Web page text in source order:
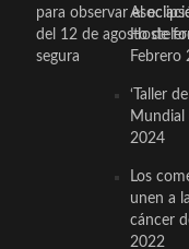
para observar el
del 12 de agosto de
segura
Febrero
‘Taller
Mundial
2024
Los
unen a
cáncer
2022